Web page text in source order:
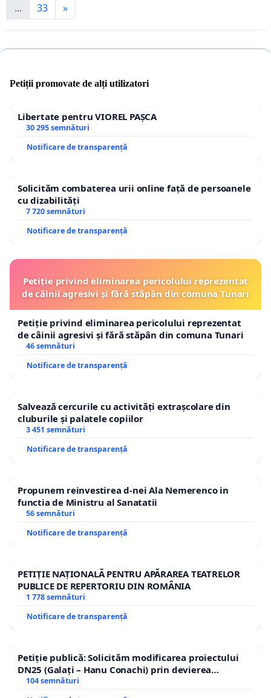
...
33 »
Petiții promovate de alți utilizatori
Libertate pentru VIOREL PAȘCA
30 295 semnături
Notificare de transparență
Solicităm combaterea urii online față de persoanele
cu dizabilități
7 720 semnături
Notificare de transparență
Petiție privind eliminarea pericolului reprezentat
de câinii agresivi și fără stăpân din comuna Tunari
Petiție privind eliminarea pericolului reprezentat
de câinii agresivi și fără stăpân din comuna Tunari
46 semnături
Notificare de transparență
Salvează cercurile cu activități extrașcolare din
cluburile și palatele copiilor
3 451 semnături
Notificare de transparență
Propunem reinvestirea d-nei Ala Nemerenco in
functia de Ministru al Sanatatii
56 semnături
Notificare de transparență
PETIȚIE NAȚIONALĂ PENTRU APĂRAREA TEATRELOR
PUBLICE DE REPERTORIU DIN ROMÂNIA
1 778 semnături
Notificare de transparență
Petiție publică: Solicităm modificarea proiectului
DN25 (Galați – Hanu Conachi) prin devierea
traseului în afara localităților!
104 semnături